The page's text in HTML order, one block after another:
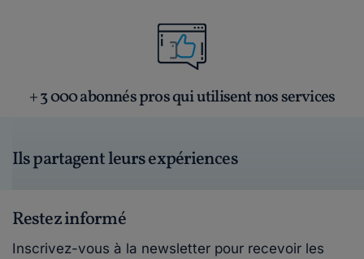
+ 3 000 abonnés pros qui utilisent nos services
Ils partagent leurs expériences
Restez informé
Inscrivez-vous à la newsletter pour recevoir les